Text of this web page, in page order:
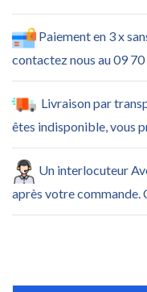
Paiement en 3 x
contactez nous au 09
Livraison par
êtes indisponible, vous
Un interlocuteur
après votre